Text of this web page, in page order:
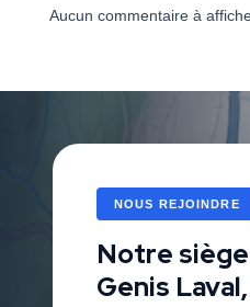
Aucun commentaire à
NOUS REJOINDRE
Notre
Genis